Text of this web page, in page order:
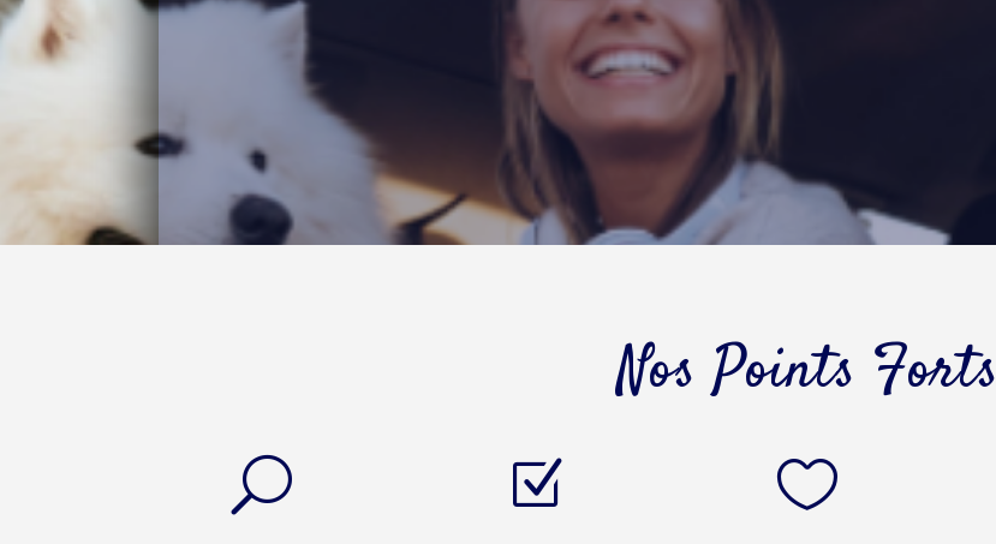
Nos Points Forts
U Z 